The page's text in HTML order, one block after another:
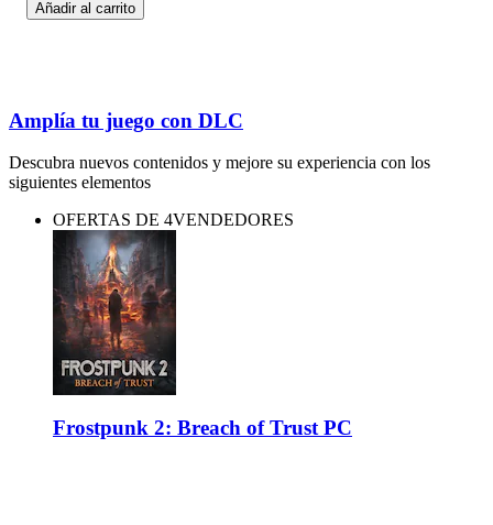
Añadir al carrito
Amplía tu juego con DLC
Descubra nuevos contenidos y mejore su experiencia con los
siguientes elementos
OFERTAS DE 4VENDEDORES
Frostpunk 2: Breach of Trust PC